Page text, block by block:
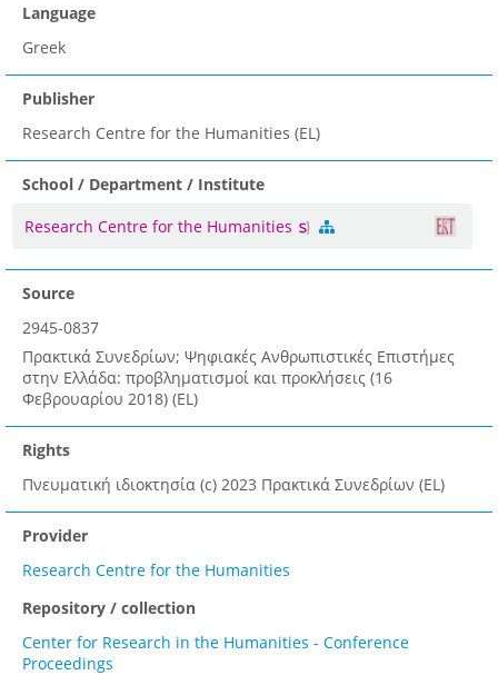
Language
Greek
Publisher
Research Centre for the Humanities (EL)
School / Department / Institute
Research Centre for the Humanities
Source
2945-0837
Πρακτικά Συνεδρίων; Ψηφιακές Ανθρωπιστικές Επιστήμες
στην Ελλάδα: προβληματισμοί και προκλήσεις (16
Φεβρουαρίου 2018) (EL)
Rights
Πνευματική ιδιοκτησία (c) 2023 Πρακτικά Συνεδρίων (EL)
Provider
Research Centre for the Humanities
Repository / collection
Center for Research in the Humanities - Conference
Proceedings